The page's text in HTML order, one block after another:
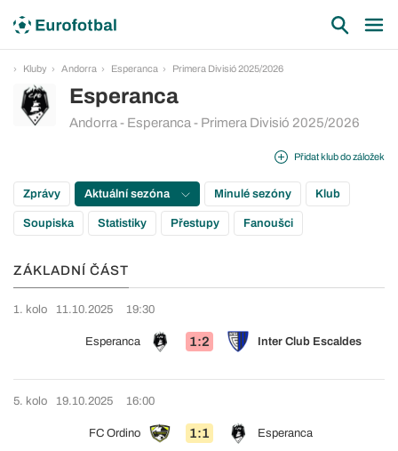
Kluby Andorra Esperanca Primera Divisió 2025/2026
Esperanca
Andorra - Esperanca - Primera Divisió 2025/2026
Přidat klub do záložek
Zprávy Aktuální sezóna Minulé sezóny Klub
Soupiska Statistiky Přestupy Fanoušci
ZÁKLADNÍ ČÁST
1. kolo 11.10.2025 19:30
Esperanca 1:2 Inter Club Escaldes
5. kolo 19.10.2025 16:00
FC Ordino 1:1 Esperanca